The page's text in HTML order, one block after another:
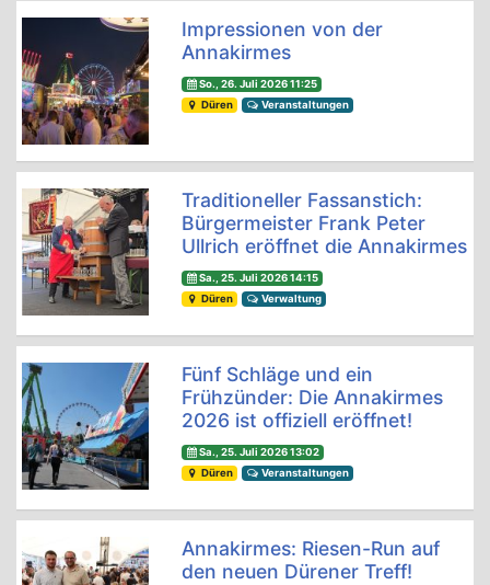
Impressionen von der
Annakirmes
So., 26. Juli 2026 11:25
Düren
Veranstaltungen
Traditioneller Fassanstich:
Bürgermeister Frank Peter
Ullrich eröffnet die Annakirmes
Sa., 25. Juli 2026 14:15
Düren
Verwaltung
Fünf Schläge und ein
Frühzünder: Die Annakirmes
2026 ist offiziell eröffnet!
Sa., 25. Juli 2026 13:02
Düren
Veranstaltungen
Annakirmes: Riesen-Run auf
den neuen Dürener Treff!